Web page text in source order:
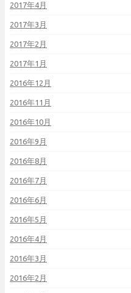
2017年4月
2017年3月
2017年2月
2017年1月
2016年12月
2016年11月
2016年10月
2016年9月
2016年8月
2016年7月
2016年6月
2016年5月
2016年4月
2016年3月
2016年2月